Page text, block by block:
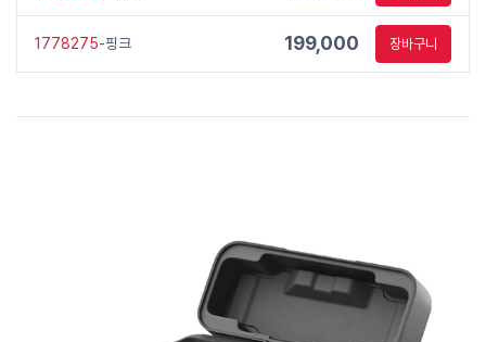
1778275-핑크 199,000 장바구니